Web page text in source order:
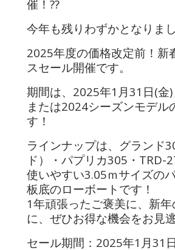
催！??
今年も残りわずかとなりま
2025年度の価格改定前！新
スセール開催です。
期間は、2025年1月31日(金)
または2024シーズンモデル
す！
ラインナップは、グランド
ド）・パプリカ305・TRD-
使いやすい3.05ｍサイズの
板底のローボートです！
1年頑張ったご褒美に、新
に、ぜひお得な機会をお見
セール期間：2025年1月31